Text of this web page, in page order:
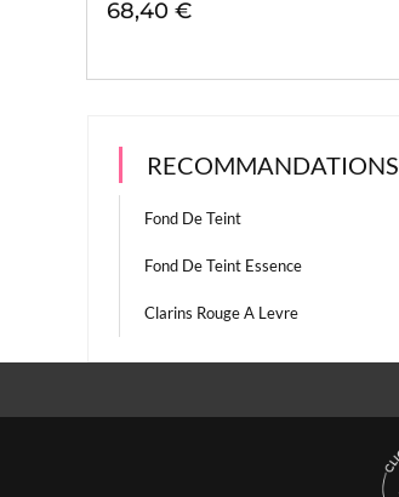
68,40 €
RECOMMANDATIONS
Fond De Teint
Fond De Teint Essence
Clarins Rouge A Levre